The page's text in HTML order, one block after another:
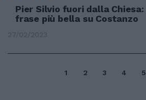
Pier Silvio fuori dalla Chiesa:
frase più bella su Costanzo
27/02/2023
1 2 3 4 5